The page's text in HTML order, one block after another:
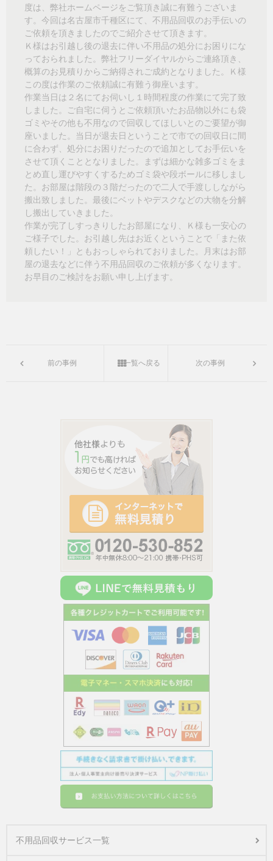
度は、弊社ホームページをご覧頂き誠に有難うございま
す。今回は名古屋市千種区にて、不用品回収のお手伝いの
ご依頼を頂きましたのでご紹介させて頂きます。
Ｋ様はお引越し後の退去に伴い不用品の処分にお困りにな
っておられました。弊社フリーダイヤルからご連絡頂き、
概算のお見積りからご納得されご成約となりました。Ｋ様
この度は作業のご依頼誠に有難う御座います。
作業当日は２名にてお伺いし１時間程度の作業にて完了致
しました。ご自宅に伺うとご依頼頂いたお品物以外にも袋
ゴミやその他も不用なので回収してほしいとのご要望が御
座いました。当日が退去日ということで市での回収日に間
に合わず、処分にお困りだったので追加としてお手伝いを
させて頂くこととなりました。まずは細かな雑多ゴミをま
とめ直し運びやすくするためゴミ袋や段ボールに移しまし
た。お部屋は階段の３階だったので二人で手渡ししながら
搬出致しました。最後にベットやデスクなどの大物を分解
し搬出していきました。
作業が完了しすっきりしたお部屋になり、Ｋ様も一安心の
ご様子でした。お引越し先はお近くということで「また依
頼したい！」ともおっしゃられておりました。月末はお部
屋の退去などに伴う不用品回収のご依頼が多くなります。
お早目のご検討をお願い申し上げます。
前の事例 一覧へ戻る 次の事例
不用品回収サービス一覧